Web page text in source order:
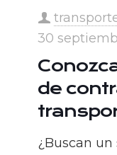
30
de
¿Buscan